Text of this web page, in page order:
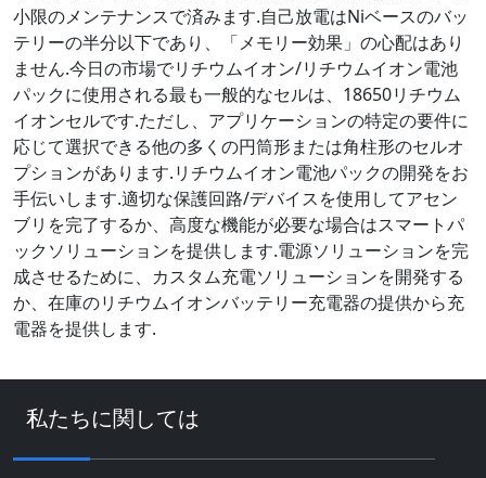
小限のメンテナンスで済みます.自己放電はNiベースのバッ
テリーの半分以下であり、「メモリー効果」の心配はあり
ません.今日の市場でリチウムイオン/リチウムイオン電池
パックに使用される最も一般的なセルは、18650リチウム
イオンセルです.ただし、アプリケーションの特定の要件に
応じて選択できる他の多くの円筒形または角柱形のセルオ
プションがあります.リチウムイオン電池パックの開発をお
手伝いします.適切な保護回路/デバイスを使用してアセン
ブリを完了するか、高度な機能が必要な場合はスマートパ
ックソリューションを提供します.電源ソリューションを完
成させるために、カスタム充電ソリューションを開発する
か、在庫のリチウムイオンバッテリー充電器の提供から充
電器を提供します.
私たちに関しては